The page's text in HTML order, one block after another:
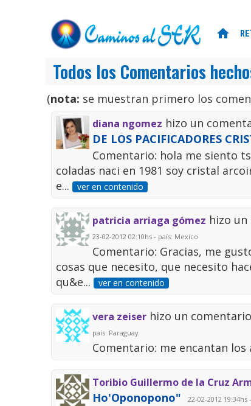
home
Todos los Comentarios
(nota: se muestran primero los
diana ngomez hizo un
DE LOS PACIFICADORES
Comentario: hola me siento
coladas naci en 1981 soy cristal
e... ver en contenido
patricia arriaga gómez hizo
23-02-2012 02:10hs - país: Mexico
Comentario: Gracias, me
cosas que necesito, que necesito
qu&e... ver en contenido
vera zeiser hizo un
país: Paraguay
Comentario: me encantan
Toribio Guillermo de la Cruz
Ho'Oponopono"
22-02-2012 19:34hs